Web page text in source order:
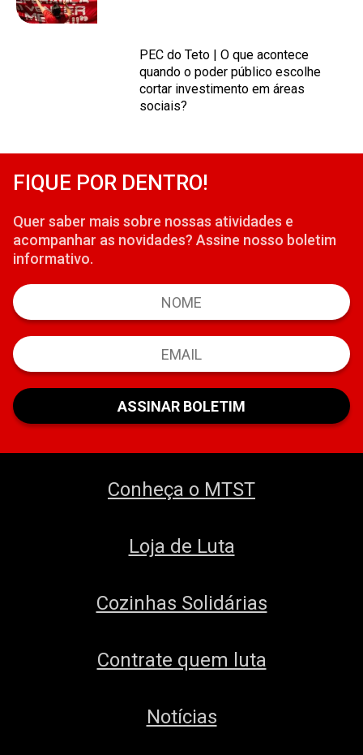
PEC do Teto | O que acontece
quando o poder público escolhe
cortar investimento em áreas
sociais?
FIQUE POR DENTRO!
Quer saber mais sobre nossas atividades e
acompanhar as novidades? Assine nosso boletim
informativo.
Conheça o MTST
Loja de Luta
Cozinhas Solidárias
Contrate quem luta
Notícias